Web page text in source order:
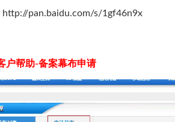
http://pan.baidu.com/s/1gf46n9x
户帮助-备案幕布申请